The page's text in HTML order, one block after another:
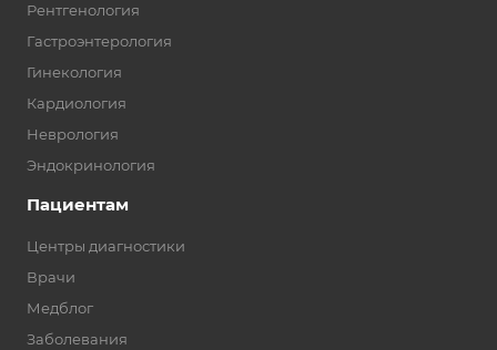
Рентгенология
Гастроэнтерология
Гинекология
Кардиология
Неврология
Эндокринология
Пациентам
Центры диагностики
Врачи
Медблог
Заболевания